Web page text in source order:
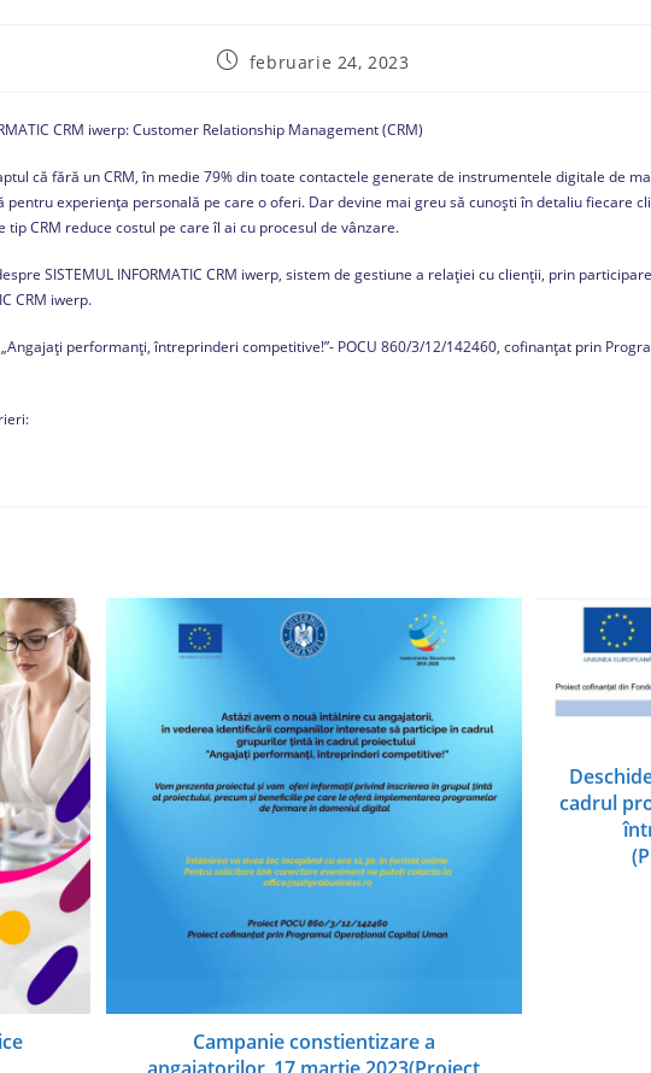
februarie 24, 2023
CRM iwerp: Customer Relationship Management (CRM)
că fără un CRM, în medie 79% din toate contactele generate de instrumentele digitale de
experiența personală pe care o oferi. Dar devine mai greu să cunoști în detaliu fiecare
CRM reduce costul pe care îl ai cu procesul de vânzare.
SISTEMUL INFORMATIC CRM iwerp, sistem de gestiune a relației cu clienții, prin
CRM iwerp.
performanți, întreprinderi competitive!”- POCU 860/3/12/142460, cofinanțat prin
Campanie constientizare a
cadrul